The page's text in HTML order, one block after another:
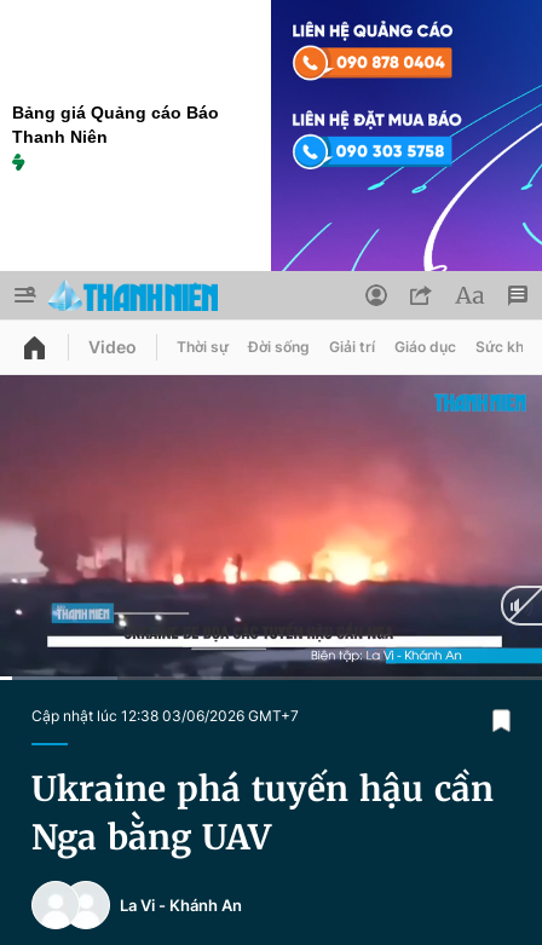
Bảng giá Quảng cáo Báo
Thanh Niên
QUẢNG CÁO
Chuyên mục khác
Chào ngày mới
Video Magazine
Sản phẩm khác
Tiện ích
Tin đã lưu
Video Thời sự Đời sống Giải trí Giáo dục Sức khỏe
Cập nhật lúc 12:38 03/06/2026 GMT+7
Ukraine phá tuyến hậu cần
Nga bằng UAV
La Vi - Khánh An